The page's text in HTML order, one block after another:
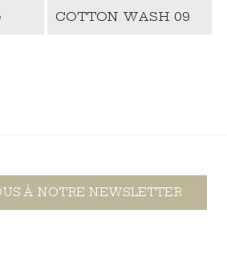
COTTON WASH 09
À NOTRE NEWSLETTER